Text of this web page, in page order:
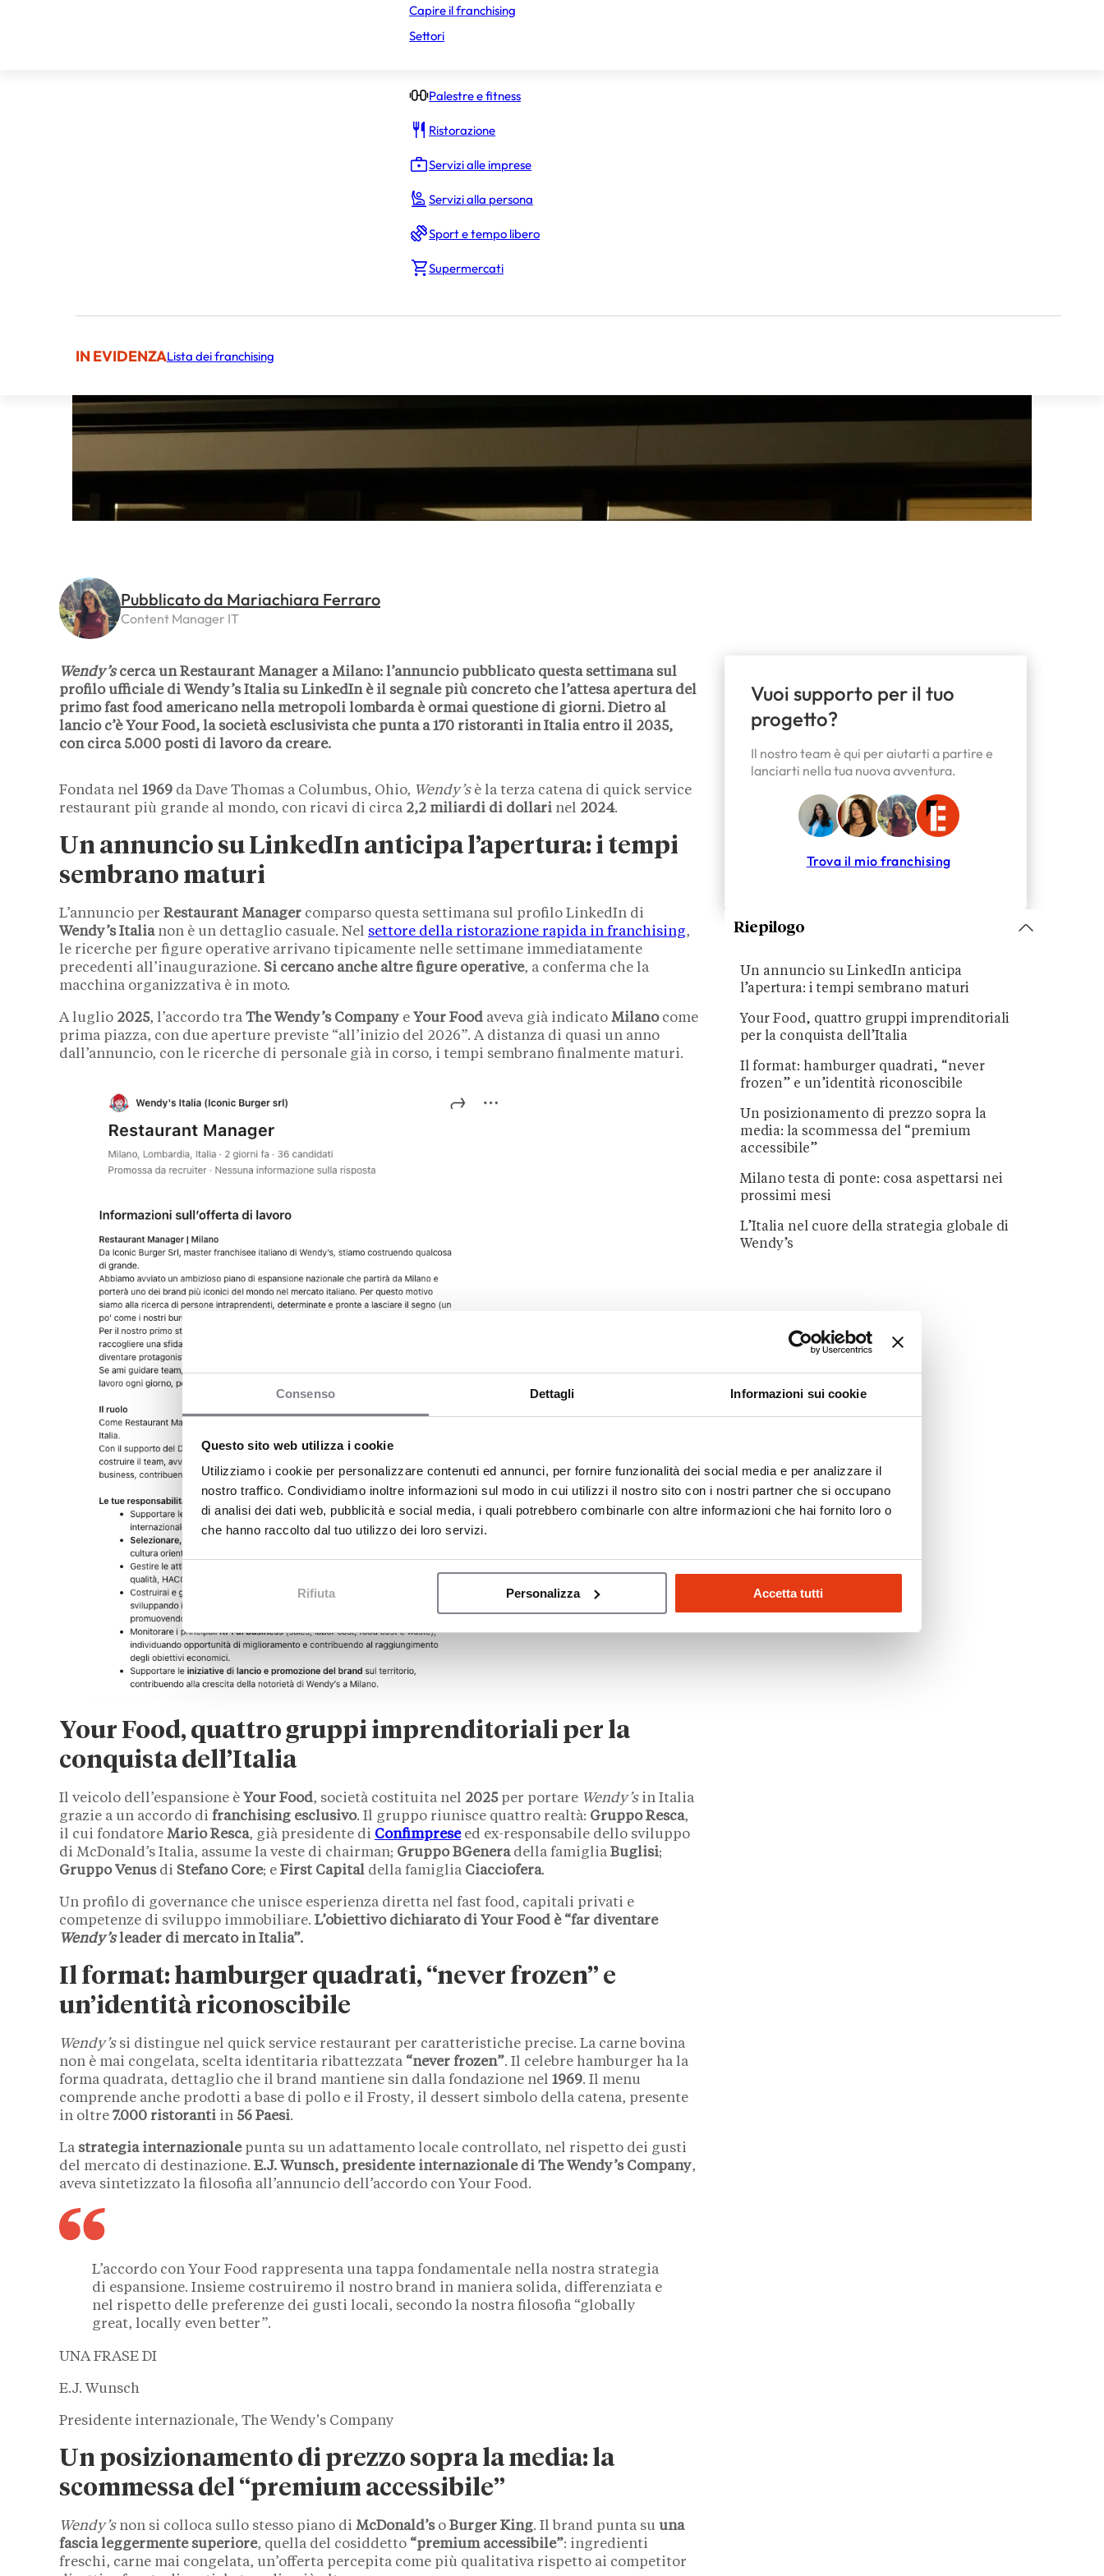
Consenso Dettagli Informazioni sui cookie
Questo sito web utilizza i cookie
Utilizziamo i cookie per personalizzare contenuti ed annunci, per fornire funzionalità dei social media e per analizzare il
nostro traffico. Condividiamo inoltre informazioni sul modo in cui utilizzi il nostro sito con i nostri partner che si occupano
di analisi dei dati web, pubblicità e social media, i quali potrebbero combinarle con altre informazioni che hai fornito loro o
che hanno raccolto dal tuo utilizzo dei loro servizi.
Rifiuta Personalizza Accetta tutti
Palestre e fitness
Ristorazione
Servizi alle imprese
Servizi alla persona
Sport e tempo libero
Supermercati
IN EVIDENZALista dei franchising
Capire il franchising
Settori
Pubblicato da Mariachiara Ferraro
Content Manager IT
Wendy’scerca un Restaurant Manager a Milano: l’annuncio pubblicato questa settimana sul
profilo ufficiale di Wendy’s Italia su LinkedIn è il segnale più concreto che l’attesa apertura del
primo fast food americano nella metropoli lombarda è ormai questione di giorni. Dietro al
lancio c’è Your Food, la società esclusivista che punta a 170 ristoranti in Italia entro il 2035,
con circa 5.000 posti di lavoro da creare.
Fondata nel 1969 da Dave Thomas a Columbus, Ohio, Wendy’sè la terza catena di quick service
restaurant più grande al mondo, con ricavi di circa 2,2 miliardi di dollari nel 2024.
Un annuncio su LinkedIn anticipa l’apertura: i tempi
sembrano maturi
L’annuncio per Restaurant Manager comparso questa settimana sul profilo LinkedIn di
Wendy’s Italianon è un dettaglio casuale. Nel settore della ristorazione rapida in franchising,
le ricerche per figure operative arrivano tipicamente nelle settimane immediatamente
precedenti all’inaugurazione. Si cercano anche altre figure operative, a conferma che la
macchina organizzativa è in moto.
A luglio 2025, l’accordo tra The Wendy’s Company e Your Food aveva già indicato Milanocome
prima piazza, con due aperture previste “all’inizio del 2026”. A distanza di quasi un anno
dall’annuncio, con le ricerche di personale già in corso, i tempi sembrano finalmente maturi.
Your Food, quattro gruppi imprenditoriali per la
conquista dell’Italia
Il veicolo dell’espansione è Your Food, società costituita nel 2025per portare Wendy’sin Italia
grazie a un accordo di franchising esclusivo. Il gruppo riunisce quattro realtà: Gruppo Resca,
il cui fondatore Mario Resca, già presidente di Confimpreseed ex-responsabile dello sviluppo
di McDonald’s Italia, assume la veste di chairman; Gruppo BGeneradella famiglia Buglisi;
Gruppo Venusdi Stefano Core; e First Capital della famiglia Ciacciofera.
Un profilo di governance che unisce esperienza diretta nel fast food, capitali privati e
competenze di sviluppo immobiliare. L’obiettivo dichiarato di Your Food è “far diventare
Wendy’sleader di mercato in Italia”.
Il format: hamburger quadrati, “never frozen” e
un’identità riconoscibile
Wendy’ssi distingue nel quick service restaurant per caratteristiche precise. La carne bovina
non è mai congelata, scelta identitaria ribattezzata “never frozen”. Il celebre hamburger ha la
forma quadrata, dettaglio che il brand mantiene sin dalla fondazione nel 1969. Il menu
comprende anche prodotti a base di pollo e il Frosty, il dessert simbolo della catena, presente
in oltre 7.000 ristoranti in 56 Paesi.
La strategia internazionale punta su un adattamento locale controllato, nel rispetto dei gusti
del mercato di destinazione. E.J. Wunsch, presidente internazionale di The Wendy’s Company,
aveva sintetizzato la filosofia all’annuncio dell’accordo con Your Food.
L’accordo con Your Food rappresenta una tappa fondamentale nella nostra strategia
di espansione. Insieme costruiremo il nostro brand in maniera solida, differenziata e
nel rispetto delle preferenze dei gusti locali, secondo la nostra filosofia “globally
great, locally even better”.
UNA FRASE DI
E.J. Wunsch
Presidente internazionale, The Wendy's Company
Un posizionamento di prezzo sopra la media: la
scommessa del “premium accessibile”
Wendy’snon si colloca sullo stesso piano di McDonald’so Burger King. Il brand punta su una
fascia leggermente superiore, quella del cosiddetto “premium accessibile”: ingredienti
freschi, carne mai congelata, un’offerta percepita come più qualitativa rispetto ai competitor
Vuoi supporto per il tuo
progetto?
Il nostro team è qui per aiutarti a partire e
lanciarti nella tua nuova avventura.
Trova il mio franchising
Riepilogo
Un annuncio su LinkedIn anticipa
l’apertura: i tempi sembrano maturi
Your Food, quattro gruppi imprenditoriali
per la conquista dell’Italia
Il format: hamburger quadrati, “never
frozen” e un’identità riconoscibile
Un posizionamento di prezzo sopra la
media: la scommessa del “premium
accessibile”
Milano testa di ponte: cosa aspettarsi nei
prossimi mesi
L’Italia nel cuore della strategia globale di
Wendy’s